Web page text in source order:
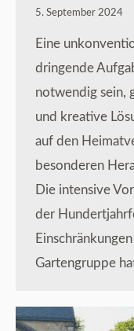
5. September 2024
Eine
dringende
notwendig sein,
und kreative
auf den
besonderen
Die intensive
der
Gartengruppe